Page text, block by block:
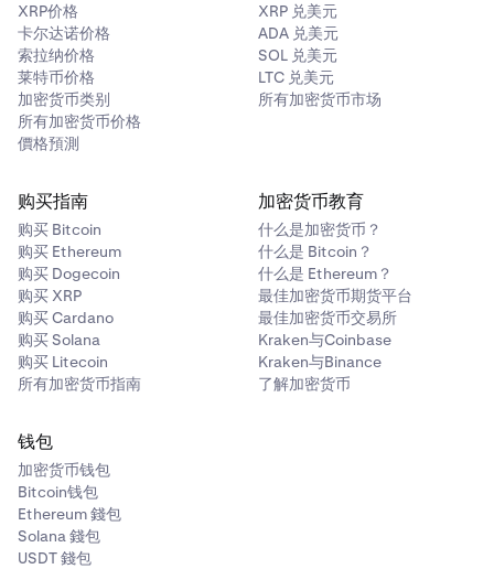
XRP价格
卡尔达诺价格
索拉纳价格
莱特币价格
加密货币类别
所有加密货币价格
價格預測
XRP 兑美元
ADA 兑美元
SOL 兑美元
LTC 兑美元
所有加密货币市场
购买指南
购买 Bitcoin
购买 Ethereum
购买 Dogecoin
购买 XRP
购买 Cardano
购买 Solana
购买 Litecoin
所有加密货币指南
加密货币教育
什么是加密货币？
什么是 Bitcoin？
什么是 Ethereum？
最佳加密货币期货平台
最佳加密货币交易所
Kraken与Coinbase
Kraken与Binance
了解加密货币
钱包
加密货币钱包
Bitcoin钱包
Ethereum 錢包
Solana 錢包
USDT 錢包